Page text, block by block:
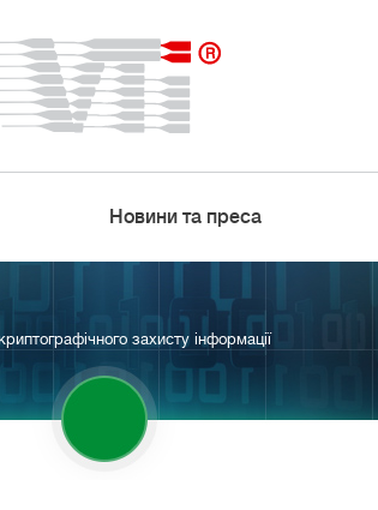
Новини та преса
захисту інформації